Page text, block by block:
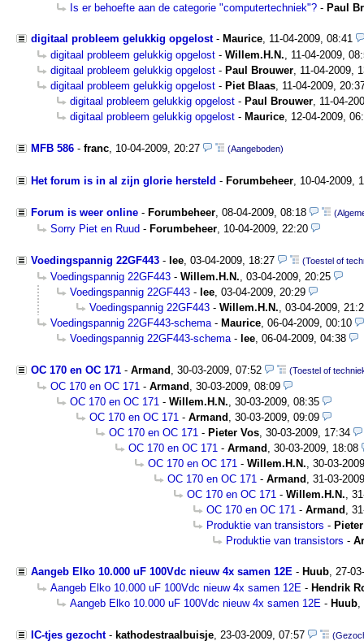
Is er behoefte aan de categorie "computertechniek"? - Paul
digitaal probleem gelukkig opgelost- Maurice, 11-04-2009, 08:41
digitaal probleem gelukkig opgelost - Willem.H.N., 11-04-2009,
digitaal probleem gelukkig opgelost - Paul Brouwer, 11-04-2009,
digitaal probleem gelukkig opgelost - Piet Blaas, 11-04-2009,
digitaal probleem gelukkig opgelost - Paul Brouwer, 11-04-
digitaal probleem gelukkig opgelost - Maurice, 12-04-2009,
MFB 586 - franc 10-04-2009, 20:27 (Aangeboden)
Het forum is in al zijn glorie hersteld - Forumbeheer 10-04-2009,
Forum is weer online - Forumbeheer, 08-04-2009, 08:18
Sorry Piet en Ruud - Forumbeheer, 10-04-2009, 22:20
Voedingspannig 22GF443 - lee 03-04-2009, 18:27 (Toestel of
Voedingspannig 22GF443 - Willem.H.N. 03-04-2009, 20:25
Voedingspannig 22GF443 - lee 03-04-2009, 20:29
Voedingspannig 22GF443 - Willem.H.N. 03-04-2009,
Voedingspannig 22GF443-schema - Maurice 06-04-2009, 00:10
Voedingspannig 22GF443-schema - lee 06-04-2009, 04:38
OC 170 en OC 171 - Armand 30-03-2009, 07:52 (Toestel of
OC 170 en OC 171 - Armand 30-03-2009, 08:09
OC 170 en OC 171 - Willem.H.N. 30-03-2009, 08:35
OC 170 en OC 171 - Armand 30-03-2009, 09:09
OC 170 en OC 171 - Pieter Vos 30-03-2009, 17:34
OC 170 en OC 171 - Armand 30-03-2009, 18:08
OC 170 en OC 171 - Willem.H.N. 30-03-
OC 170 en OC 171 - Armand 31-03-
OC 170 en OC 171 - Willem.H.N.
OC 170 en OC 171 - Armand
Produktie van transistors -
Produktie van transistors -
Aangeb Elko 10.000 uF 100Vdc nieuw 4x samen 12E - Huub, 27-
Aangeb Elko 10.000 uF 100Vdc nieuw 4x samen 12E - Hendrik
Aangeb Elko 10.000 uF 100Vdc nieuw 4x samen 12E - Huub,
IC-tjes gezocht- kathodestraalbuisje 23-03-2009, 07:57